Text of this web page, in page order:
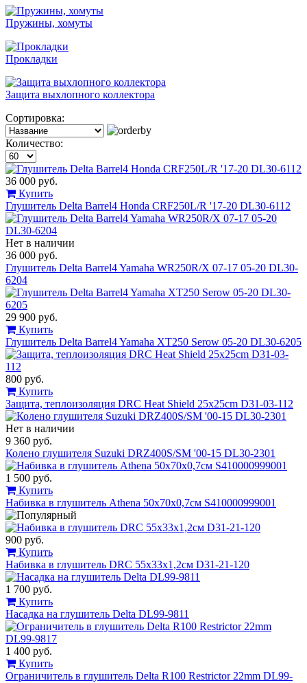
Пружины, хомуты
Прокладки
Защита выхлопного коллектора
Сортировка:
Количество:
36 000 руб.
Купить
Глушитель Delta Barrel4 Honda CRF250L/R '17-20 DL30-6112
Нет в наличии
36 000 руб.
Глушитель Delta Barrel4 Yamaha WR250R/X 07-17 05-20 DL30-
6204
29 900 руб.
Купить
Глушитель Delta Barrel4 Yamaha XT250 Serow 05-20 DL30-6205
800 руб.
Купить
Защита, теплоизоляция DRC Heat Shield 25x25cm D31-03-112
Нет в наличии
9 360 руб.
Колено глушителя Suzuki DRZ400S/SM '00-15 DL30-2301
1 500 руб.
Купить
Набивка в глушитель Athena 50x70x0,7см S410000999001
900 руб.
Купить
Набивка в глушитель DRC 55x33x1,2см D31-21-120
1 700 руб.
Купить
Насадка на глушитель Delta DL99-9811
1 400 руб.
Купить
Ограничитель в глушитель Delta R100 Restrictor 22mm DL99-